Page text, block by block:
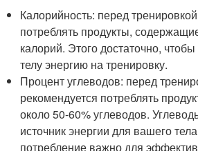
Калорийность: перед
потреблять продукты,
калорий. Этого достаточно,
телу энергию на тренировку.
Процент углеводов: перед
рекомендуется потреблять
около 50-60% углеводов.
источник энергии для вашего
потребление важно для